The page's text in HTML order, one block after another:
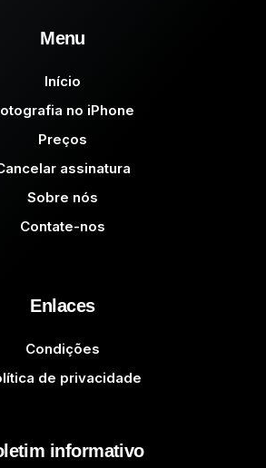
Menu
Início
no iPhone
Preços
assinatura
Sobre nós
Contate-nos
Enlaces
Condições
de privacidade
informativo